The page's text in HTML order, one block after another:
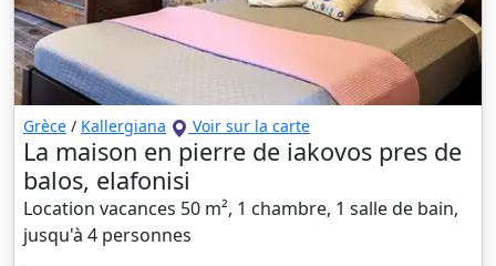
Grèce / Kallergiana Voir sur la carte
La maison en pierre de iakovos pres de
balos, elafonisi
Location vacances 50 m², 1 chambre, 1 salle de bain,
jusqu'à 4 personnes